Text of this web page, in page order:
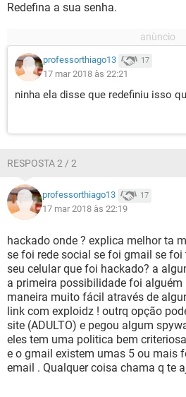
Redefina a sua senha.
professorthiago13 17
17 mar 2018 às 22:21
ninha ela disse que redefiniu isso
RESPOSTA 2 / 2
professorthiago13 17
17 mar 2018 às 22:19
hackado onde ? explica melhor ta
se foi rede social se foi gmail se
seu celular que foi hackado? a
a primeira possibilidade foi alguém
maneira muito fácil através de
link com exploidz ! outrq opção
site (ADULTO) e pegou algum
eles tem uma politica bem
e o gmail existem umas 5 ou mais
email . Qualquer coisa chama q te